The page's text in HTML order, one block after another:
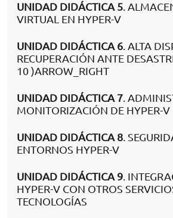
UNIDAD DIDÁCTICA 5.
VIRTUAL EN HYPER-V
UNIDAD DIDÁCTICA 6. ALTA
RECUPERACIÓN ANTE
10 )ARROW_RIGHT
UNIDAD DIDÁCTICA 7.
MONITORIZACIÓN DE HYPER-V
UNIDAD DIDÁCTICA 8.
ENTORNOS HYPER-V
UNIDAD DIDÁCTICA 9.
HYPER-V CON OTROS
TECNOLOGÍAS